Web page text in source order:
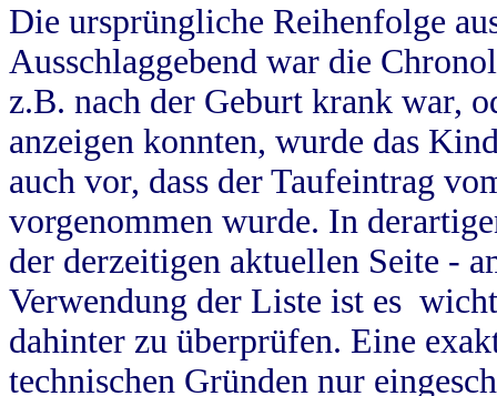
Die ursprüngliche Reihenfolge
Ausschlaggebend war die
z.B. nach der Geburt krank war,
anzeigen konnten, wurde das
auch vor, dass der Taufeintrag
vorgenommen wurde. In
der derzeitigen aktuellen Seite -
Verwendung der Liste ist es
dahinter zu überprüfen. Eine
technischen Gründen nur